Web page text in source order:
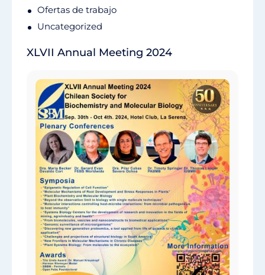
Ofertas de trabajo
Uncategorized
XLVII Annual Meeting 2024